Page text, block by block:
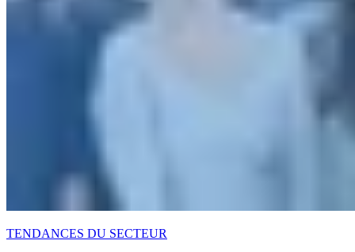
TENDANCES DU SECTEUR